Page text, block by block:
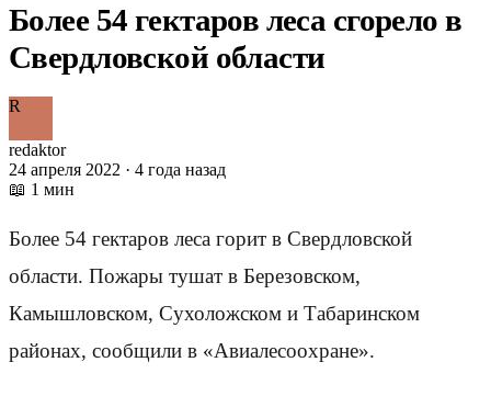
Более 54 гектаров леса сгорело в
Свердловской области
R
redaktor
24 апреля 2022 · 4 года назад
📖 1 мин
Более 54 гектаров леса горит в Свердловской
области. Пожары тушат в Березовском,
Камышловском, Сухоложском и Табаринском
районах, сообщили в «Авиалесоохране».